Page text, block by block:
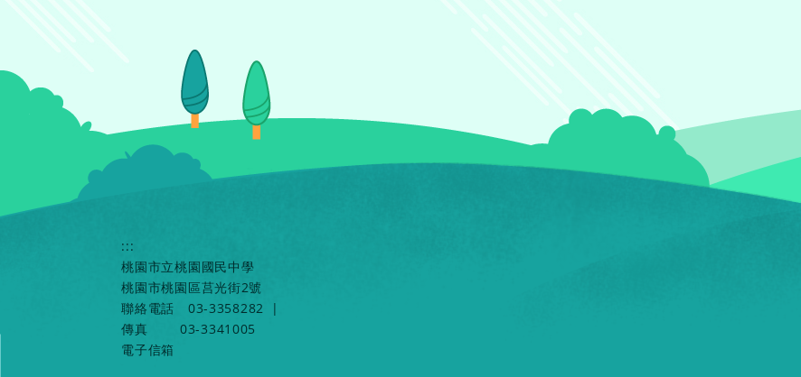
:::
桃園市立桃園國民中學
桃園市桃園區莒光街2號
聯絡電話
03-3358282
|
傳真
03-3341005
電子信箱